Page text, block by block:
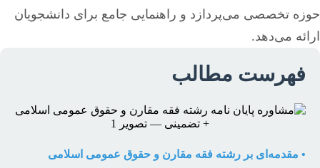
حوزه تخصصی می‌پردازد و راهنمایی جامع برای دانشجویان
ارائه می‌دهد.
فهرست مطالب
• مقدمه‌ای بر رشته فقه مقارن و حقوق عمومی اسلامی